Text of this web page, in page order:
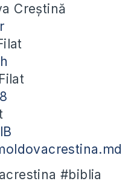
Creștină
#biblia